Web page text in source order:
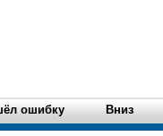
ошибку Вниз